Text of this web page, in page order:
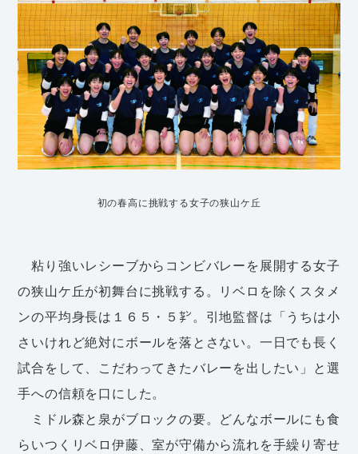
初の春高に挑戦する女子の狭山ケ丘
粘り強いレシーブからコンビバレーを展開する女子
の狭山ケ丘が初舞台に挑戦する。リベロを除くスタメ
ンの平均身長は１６５・５㌢。引地監督は「うちは小
さいけれど絶対にボールを落とさない。一日でも長く
試合をして、こだわってきたバレーを出したい」と選
手への信頼を口にした。
ミドル森と泉がブロックの要。どんなボールにも食
らいつくリベロ伊藤、室が守備から流れを手繰り寄せ